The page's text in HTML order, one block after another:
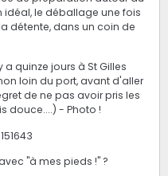
le déballage une fois
détente, dans un coin de
quinze jours à St Gilles
loin du port, avant d'aller
de ne pas avoir pris les
douce....) - Photo !
"à mes pieds !" ?